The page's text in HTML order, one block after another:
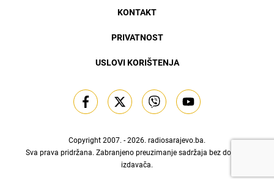
KONTAKT
PRIVATNOST
USLOVI KORIŠTENJA
Copyright 2007. - 2026. radiosarajevo.ba.
Sva prava pridržana. Zabranjeno preuzimanje sadržaja bez dozvole
izdavača.